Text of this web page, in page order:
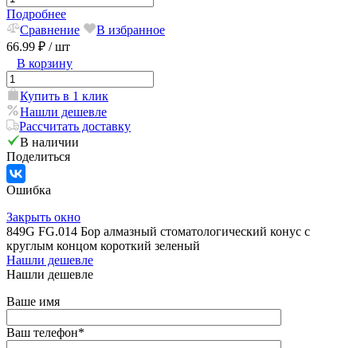
Подробнее
Сравнение
В избранное
66.99 ₽ / шт
В корзину
Купить в 1 клик
Нашли дешевле
Рассчитать доставку
В наличии
Поделиться
Ошибка
Закрыть окно
849G FG.014 Бор алмазный стоматологический конус с
круглым концом короткий зеленый
Нашли дешевле
Нашли дешевле
Ваше имя
Ваш телефон*